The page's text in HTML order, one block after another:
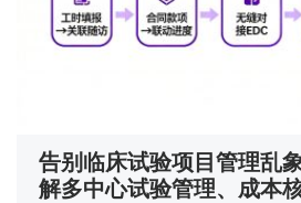
告别临床试验项目管理乱
解多中心试验管理、成本